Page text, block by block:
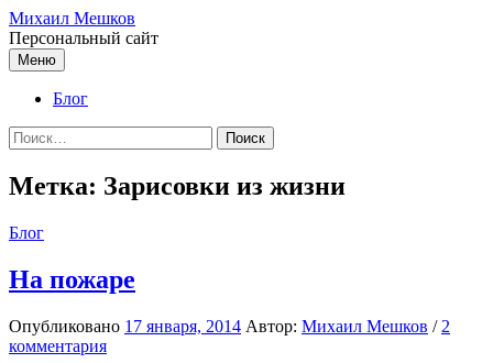
Перейти
к
содержимому
Михаил Мешков
Персональный сайт
Меню
Блог
Найти:
Метка: Зарисовки из жизни
Блог
На пожаре
Опубликовано 17 января, 2014 Автор: Михаил Мешков / 2
комментария